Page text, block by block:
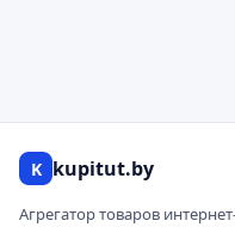
K kupitut.by
Агрегатор товаров